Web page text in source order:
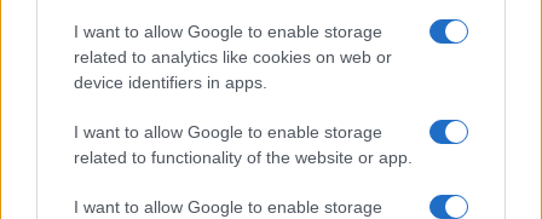
I want to allow Google to enable storage
related to analytics like cookies on web or
device identifiers in apps.
I want to allow Google to enable storage
related to functionality of the website or app.
I want to allow Google to enable storage